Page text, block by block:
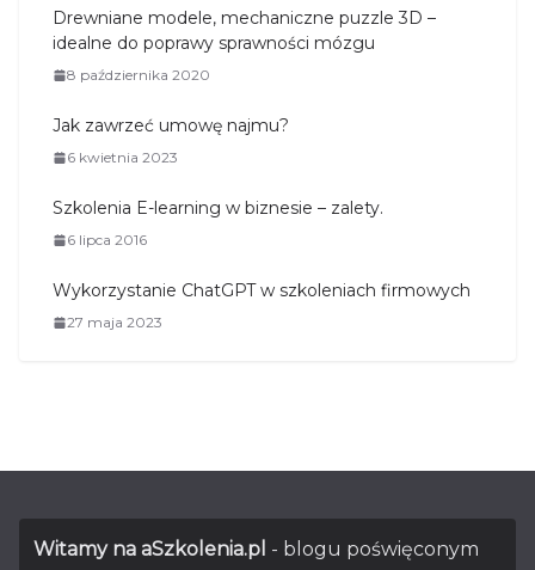
Drewniane modele, mechaniczne puzzle 3D –
idealne do poprawy sprawności mózgu
8 października 2020
Jak zawrzeć umowę najmu?
6 kwietnia 2023
Szkolenia E-learning w biznesie – zalety.
6 lipca 2016
Wykorzystanie ChatGPT w szkoleniach firmowych
27 maja 2023
Witamy na aSzkolenia.pl - blogu poświęconym